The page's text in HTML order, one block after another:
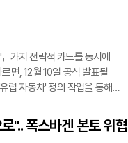
가지 전략적 카드를 동시에
면, 12월 10일 공식 발표될
럽 자동차' 정의 작업을 통해
계획의 핵심을 확인했다.
유로(약 3300만 원) 사이
".. 폭스바겐 본토 위협